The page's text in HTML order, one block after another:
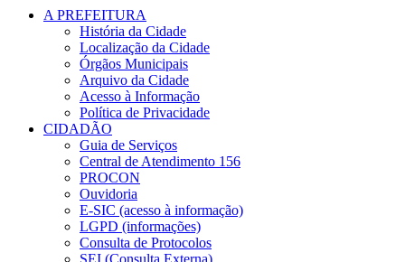
A PREFEITURA
História da Cidade
Localização da Cidade
Órgãos Municipais
Arquivo da Cidade
Acesso à Informação
Política de Privacidade
CIDADÃO
Guia de Serviços
Central de Atendimento 156
PROCON
Ouvidoria
E-SIC (acesso à informação)
LGPD (informações)
Consulta de Protocolos